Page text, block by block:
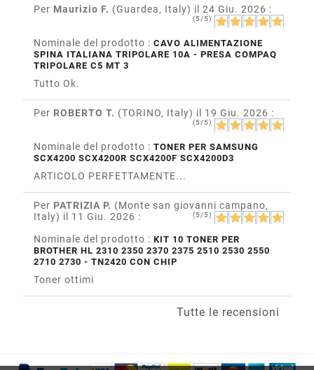
Per Maurizio F. (Guardea, Italy) il 24 Giu. 2026 :
(5/5)
Nominale del prodotto : CAVO ALIMENTAZIONE
SPINA ITALIANA TRIPOLARE 10A - PRESA COMPAQ
TRIPOLARE C5 MT 3
Tutto Ok.
Per ROBERTO T. (TORINO, Italy) il 19 Giu. 2026 :
(5/5)
Nominale del prodotto : TONER PER SAMSUNG
SCX4200 SCX4200R SCX4200F SCX4200D3
ARTICOLO PERFETTAMENTE...
Per PATRIZIA P. (Monte san giovanni campano,
Italy) il 11 Giu. 2026 : (5/5)
Nominale del prodotto : KIT 10 TONER PER
BROTHER HL 2310 2350 2370 2375 2510 2530 2550
2710 2730 - TN2420 CON CHIP
Toner ottimi
Tutte le recensioni